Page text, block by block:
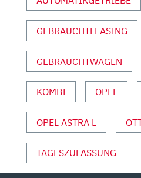
UND
SPORT“
VON
ANZEIGEN
GEBRAUCHTLEASING
GEBRAUCHTWAGEN
KOMBI OPEL
OPEL ASTRA L
TAGESZULASSUNG